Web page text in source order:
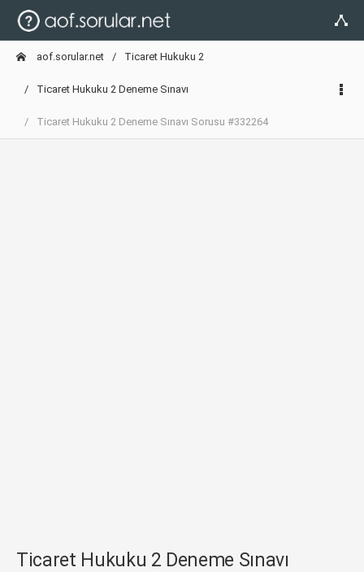
aof.sorular.net Ticaret Hukuku 2
Ticaret Hukuku 2 Deneme Sınavı
Ticaret Hukuku 2 Deneme Sınavı Sorusu #332264
Ticaret Hukuku 2 Deneme Sınavı